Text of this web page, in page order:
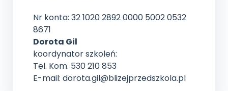
Nr konta: 32 1020 2892 0000 5002 0532
8671
Dorota Gil
koordynator szkoleń:
Tel. Kom. 530 210 853
E-mail: dorota.gil@blizejprzedszkola.pl